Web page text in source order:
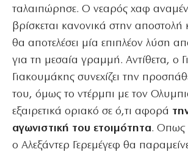
ταλαιπώρησε. Ο νεαρός χαφ
βρίσκεται κανονικά στην αποστολή
θα αποτελέσει μία επιπλέον λύση
για τη μεσαία γραμμή. Αντίθετα, ο
Γιακουμάκης συνεχίζει την
του, όμως το ντέρμπι με τον
εξαιρετικά οριακό σε ό,τι αφορά
αγωνιστική του ετοιμότητα. Οπως
ο Αλεξάντερ Γερεμέγεφ θα